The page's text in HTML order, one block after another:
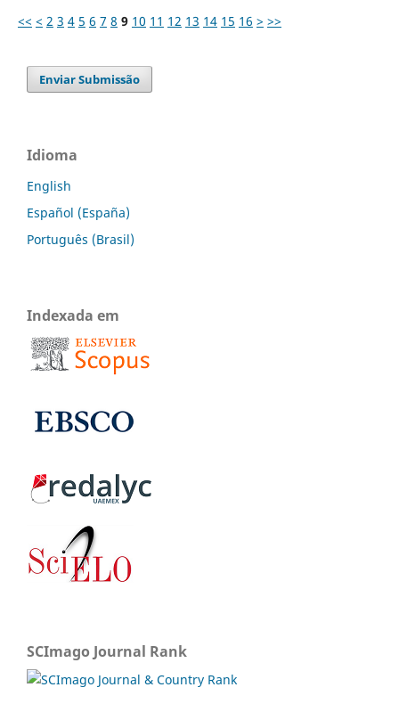
<< < 2 3 4 5 6 7 8 9 10 11 12 13 14 15 16 > >>
Enviar Submissão
Idioma
English
Español (España)
Português (Brasil)
Indexada em
SCImago Journal Rank